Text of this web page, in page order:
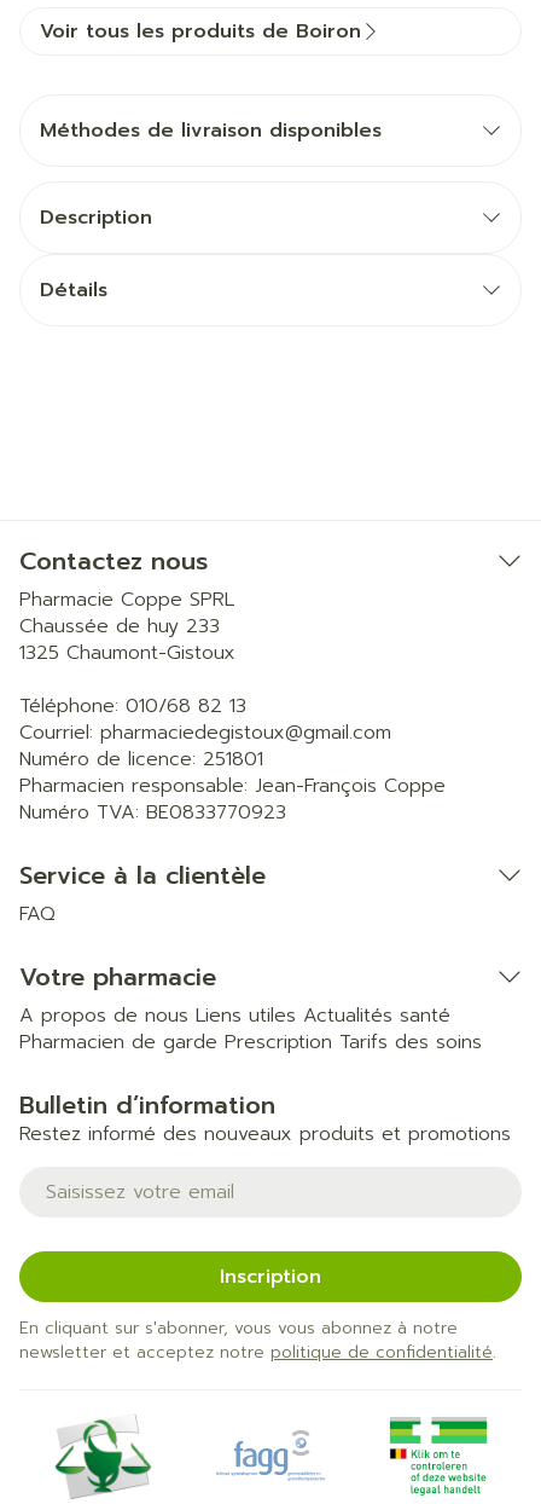
Voir tous les produits de Boiron
Méthodes de livraison disponibles
Description
Détails
Contactez nous
Pharmacie Coppe SPRL
Chaussée de huy 233
1325 Chaumont-Gistoux
Téléphone: 010/68 82 13
Courriel: pharmaciedegistoux@gmail.com
Numéro de licence: 251801
Pharmacien responsable: Jean-François Coppe
Numéro TVA: BE0833770923
Service à la clientèle
FAQ
Votre pharmacie
A propos de nous Liens utiles Actualités santé
Pharmacien de garde Prescription Tarifs des soins
Bulletin d’information
Restez informé des nouveaux produits et promotions
Adresse mail
Inscription
En cliquant sur s'abonner, vous vous abonnez à notre
newsletter et acceptez notre politique de confidentialité.